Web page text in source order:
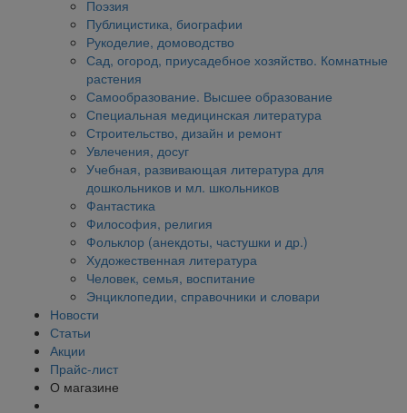
Поэзия
Публицистика, биографии
Рукоделие, домоводство
Сад, огород, приусадебное хозяйство. Комнатные
растения
Самообразование. Высшее образование
Специальная медицинская литература
Строительство, дизайн и ремонт
Увлечения, досуг
Учебная, развивающая литература для
дошкольников и мл. школьников
Фантастика
Философия, религия
Фольклор (анекдоты, частушки и др.)
Художественная литература
Человек, семья, воспитание
Энциклопедии, справочники и словари
Новости
Статьи
Акции
Прайс-лист
О магазине